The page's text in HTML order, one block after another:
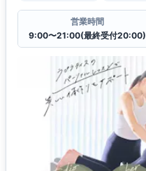
営業時間
9:00〜21:00(最終受付20:00)